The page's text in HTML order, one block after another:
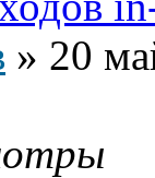
» 20